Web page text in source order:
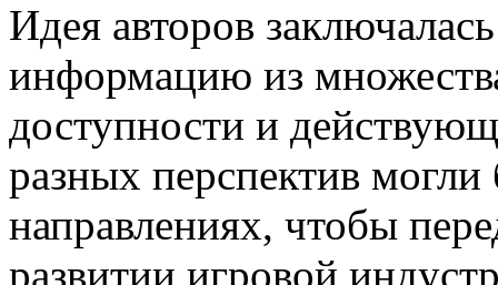
Идея авторов
информацию из
доступности и
разных перспектив могли
направлениях, чтобы
развитии игровой